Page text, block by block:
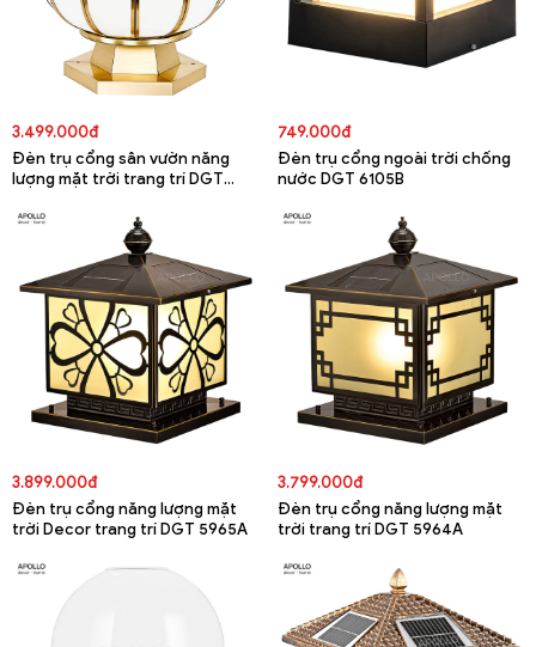
3.499.000đ
Đèn trụ cổng sân vườn năng
lượng mặt trời trang trí DGT
749.000đ
Đèn trụ cổng ngoài trời chống
nước DGT 6105B
3.899.000đ
Đèn trụ cổng năng lượng mặt
trời Decor trang trí DGT 5965A
3.799.000đ
Đèn trụ cổng năng lượng mặt
trời trang trí DGT 5964A